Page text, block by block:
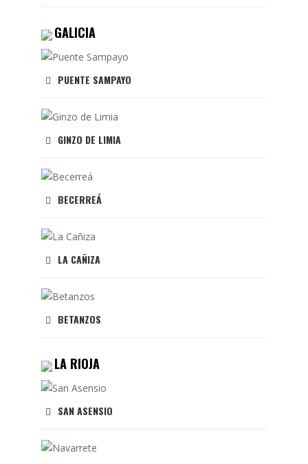
GALICIA
PUENTE SAMPAYO
GINZO DE LIMIA
BECERREÁ
LA CAÑIZA
BETANZOS
LA RIOJA
SAN ASENSIO